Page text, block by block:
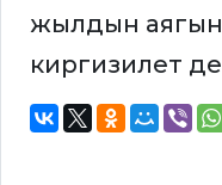
жылдын
киргизилет